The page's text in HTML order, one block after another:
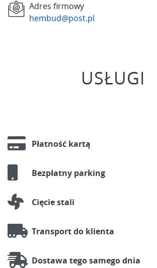
Adres firmowy
hembud@post.pl
USŁUGI
Płatność kartą
Bezpłatny parking
Cięcie stali
Transport do klienta
Dostawa tego samego dnia